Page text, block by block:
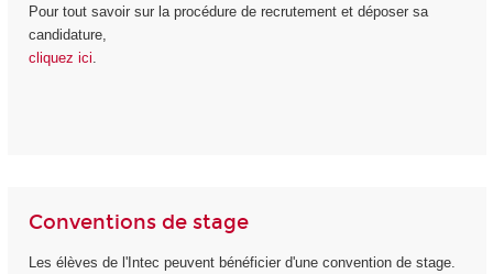
Pour tout savoir sur la procédure de recrutement et déposer sa
candidature,
cliquez ici.
Conventions de stage
Les élèves de l'Intec peuvent bénéficier d'une convention de stage.